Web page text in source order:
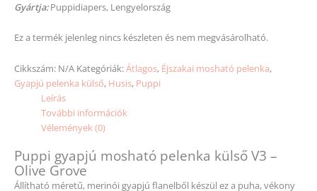
Gyártja:Puppidiapers, Lengyelország
Ez a termék jelenleg nincs készleten és nem megvásárolható.
Cikkszám: N/A Kategóriák:Átlagos, Éjszakai mosható pelenka,
Gyapjú pelenka külső, Husis, Puppi
Leírás
További információk
Vélemények (0)
Puppi gyapjú mosható pelenka külső V3 –
Olive Grove
Állítható méretű, merinói gyapjú flanelből készül ez a puha, vékony